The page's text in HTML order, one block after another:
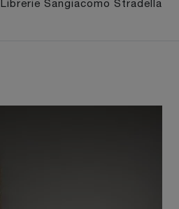
Librerie Sangiacomo Stradella